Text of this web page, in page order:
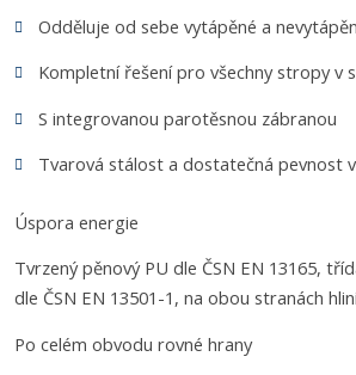
Odděluje od sebe vytápěné a
Kompletní řešení pro všechny stropy v
S integrovanou parotěsnou zábranou
Tvarová stálost a dostatečná pevnost
Úspora energie
Tvrzený pěnový PU dle ČSN EN 13165,
dle ČSN EN 13501-1, na obou stranách
Po celém obvodu rovné hrany